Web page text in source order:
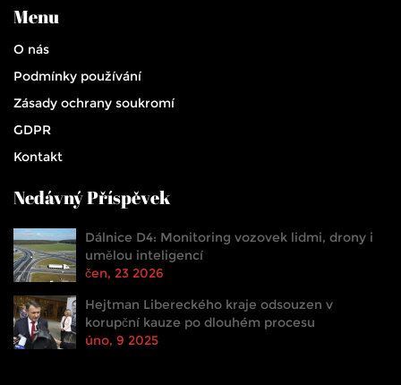
Menu
O nás
Podmínky používání
Zásady ochrany soukromí
GDPR
Kontakt
Nedávný Příspěvek
Dálnice D4: Monitoring vozovek lidmi, drony i
umělou inteligencí
čen, 23 2026
Hejtman Libereckého kraje odsouzen v
korupční kauze po dlouhém procesu
úno, 9 2025